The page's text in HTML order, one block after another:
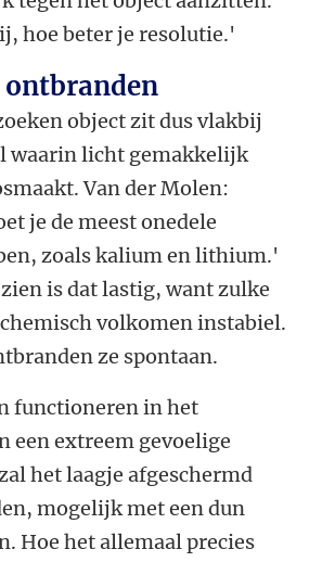
hoe beter je resolutie.'
ontbranden
object zit dus vlakbij
waarin licht gemakkelijk
Van der Molen:
je de meest onedele
zoals kalium en lithium.'
is dat lastig, want zulke
volkomen instabiel.
ze spontaan.
functioneren in het
een extreem gevoelige
het laagje afgeschermd
mogelijk met een dun
Hoe het allemaal precies